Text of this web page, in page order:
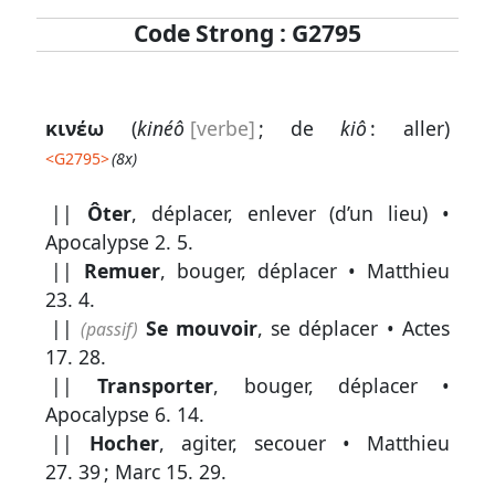
Code Strong : G2795
κινέω (kinéô [verbe] ; dekiô : aller)
<G2795>(8x)
|| Ôter, déplacer, enlever (d’un lieu) •
Apocalypse 2. 5.
|| Remuer, bouger, déplacer • Matthieu
23. 4.
||(passif) Se mouvoir, se déplacer • Actes
17. 28.
||Transporter, bouger, déplacer •
Apocalypse 6. 14.
|| Hocher, agiter, secouer • Matthieu
27. 39; Marc 15. 29.
français
Lexique
grec
Rechercher
par
code
strong
Rechercher
par
lettre